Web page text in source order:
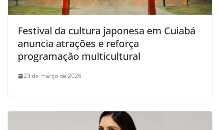
Festival da cultura japonesa em Cuiabá
anuncia atrações e reforça
programação multicultural
23 de março de 2026